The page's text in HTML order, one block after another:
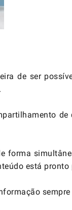
de ser
de
forma
está pronto